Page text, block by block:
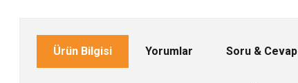
Ürün Bilgisi Yorumlar Soru & Cevap